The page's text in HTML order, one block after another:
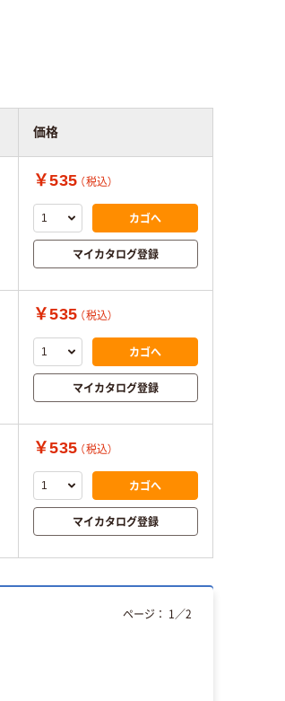
価格
￥535 （税込）
カゴへ
マイカタログ登録
￥535 （税込）
カゴへ
マイカタログ登録
￥535 （税込）
カゴへ
マイカタログ登録
ページ： 1 ／2